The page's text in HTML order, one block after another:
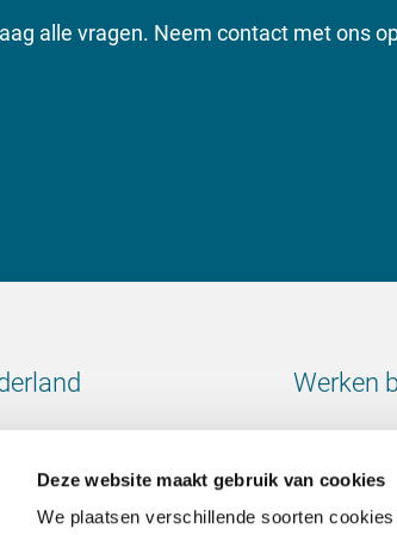
Deze website maakt gebruik van cookies
We plaatsen verschillende soorten
alle vragen. Neem contact met ons
Werken